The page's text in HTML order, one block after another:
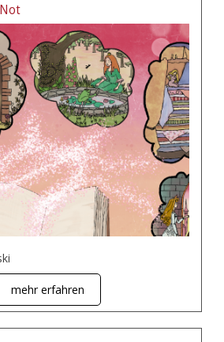
mehr erfahren